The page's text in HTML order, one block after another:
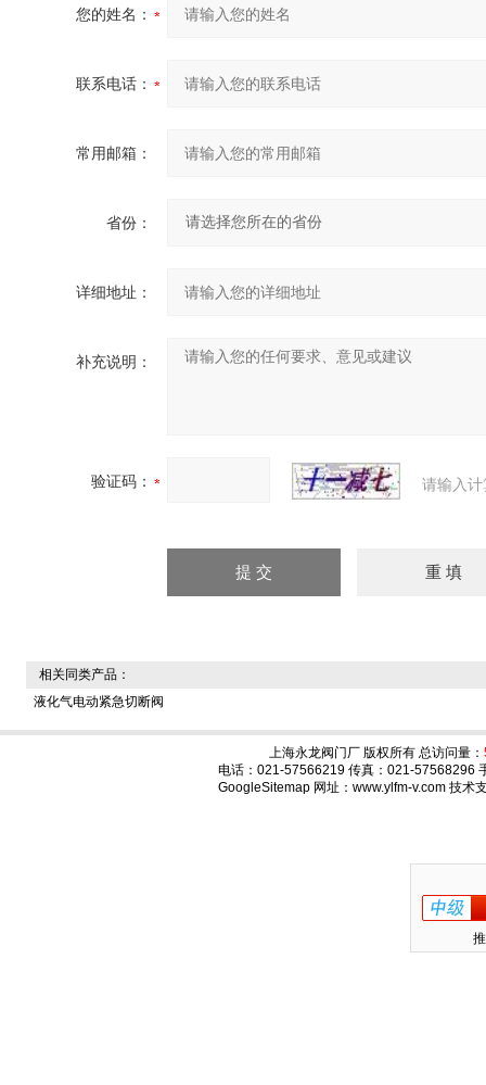
您的姓名：
联系电话：
常用邮箱：
省份：
详细地址：
补充说明：
验证码： 请输入
相关同类产品：
液化气电动紧急切断阀
上海永龙阀门厂 版权所有 总访问量：
电话：021-57566219 传真：021-57568296
GoogleSitemap网址：www.ylfm-v.com 技术